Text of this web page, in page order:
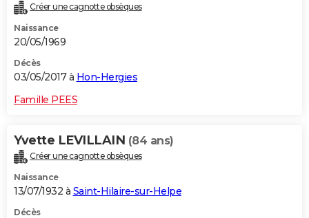
Créer une cagnotte obsèques
Naissance
20/05/1969
Décès
03/05/2017 à Hon-Hergies
Famille PEES
Yvette LEVILLAIN (84 ans)
Créer une cagnotte obsèques
Naissance
13/07/1932 à Saint-Hilaire-sur-Helpe
Décès